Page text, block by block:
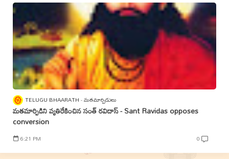
TELUGU BHAARATH మతమార్పిడులు
మతమార్పిడిని వ్యతిరేకించిన సంత్‌ రవిదాస్‌ - Sant Ravidas opposes
conversion
6:21 PM 0